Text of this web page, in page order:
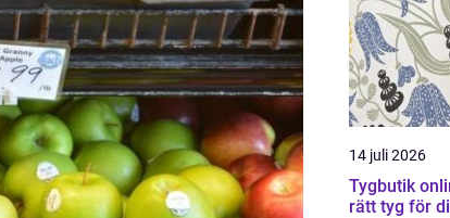
14 juli 2026
Tygbutik online så
rätt tyg för